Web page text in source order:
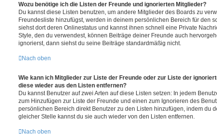
Wozu benötige ich die Listen der Freunde und ignorierten Mitglieder?
Du kannst diese Listen benutzen, um andere Mitglieder des Boards zu
Freundesliste hinzufügst, werden in deinem persönlichen Bereich für den
siehst dort deren Onlinestatus und kannst ihnen schnell eine Private
Style, den du verwendest, können Beiträge deiner Freunde auch
ignorierst, dann siehst du seine Beiträge standardmäßig nicht.
Nach oben
Wie kann ich Mitglieder zur Liste der Freunde oder zur Liste der
diese wieder aus den Listen entfernen?
Du kannst Benutzer auf zwei Arten auf diese Listen setzen: In jedem
zum Hinzufügen zur Liste der Freunde und einen zum Ignorieren des
persönlichen Bereich direkt Benutzer zu den Listen hinzufügen, indem du
gleicher Stelle kannst du sie auch wieder von den Listen entfernen.
Nach oben